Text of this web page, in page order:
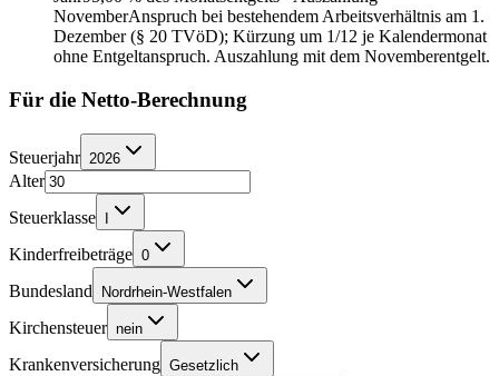
NovemberAnspruch bei bestehendem Arbeitsverhältnis am 1.
Dezember (§ 20 TVöD); Kürzung um 1/12 je Kalendermonat
ohne Entgeltanspruch. Auszahlung mit dem Novemberentgelt.
Für die Netto-Berechnung
Steuerjahr 2026
Alter
Steuerklasse
Kinderfreibeträge 0
Bundesland Nordrhein-Westfalen
Kirchensteuer nein
Krankenversicherung Gesetzlich